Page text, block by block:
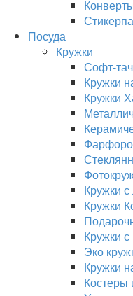
Посуда
Кружки
Софт-
Кружки
Кружки
Кружки
Кружки
Кружки
Эко
Кружки
Костеры